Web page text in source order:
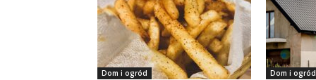
Dom i ogród Dom i ogród